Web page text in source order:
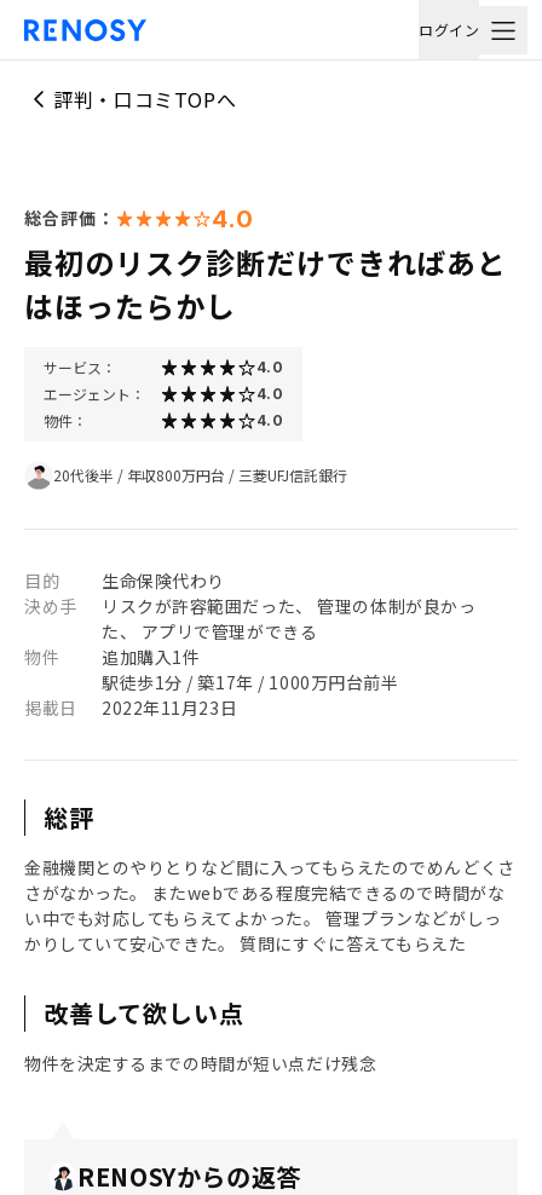
ログイン
評判・口コミTOPへ
総合評価： 4.0
最初のリスク診断だけできればあと
はほったらかし
サービス： 4.0
エージェント： 4.0
物件： 4.0
20代後半 / 年収800万円台 / 三菱UFJ信託銀行
目的
生命保険代わり
決め手
リスクが許容範囲だった、 管理の体制が良かっ
た、 アプリで管理ができる
物件
追加購入1件
駅徒歩1分 / 築17年 / 1000万円台前半
掲載日
2022年11月23日
総評
金融機関とのやりとりなど間に入ってもらえたのでめんどくさ
さがなかった。 またwebである程度完結できるので時間がな
い中でも対応してもらえてよかった。 管理プランなどがしっ
かりしていて安心できた。 質問にすぐに答えてもらえた
改善して欲しい点
物件を決定するまでの時間が短い点だけ残念
RENOSYからの返答